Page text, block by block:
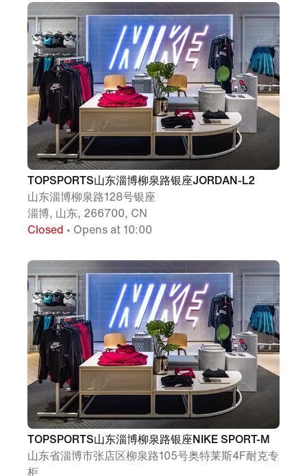
TOPSPORTS山东淄博柳泉路银座JORDAN-L2
山东淄博柳泉路128号银座
淄博, 山东, 266700, CN
Closed • Opens at 10:00
TOPSPORTS山东淄博柳泉路银座NIKE SPORT-M
山东省淄博市张店区柳泉路105号奥特莱斯4F耐克专
柜